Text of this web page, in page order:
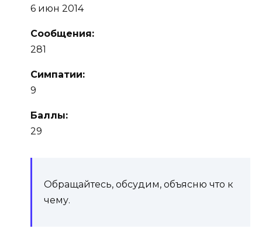
6 июн 2014
Сообщения:
281
Симпатии:
9
Баллы:
29
Обращайтесь, обсудим, объясню что к
чему.